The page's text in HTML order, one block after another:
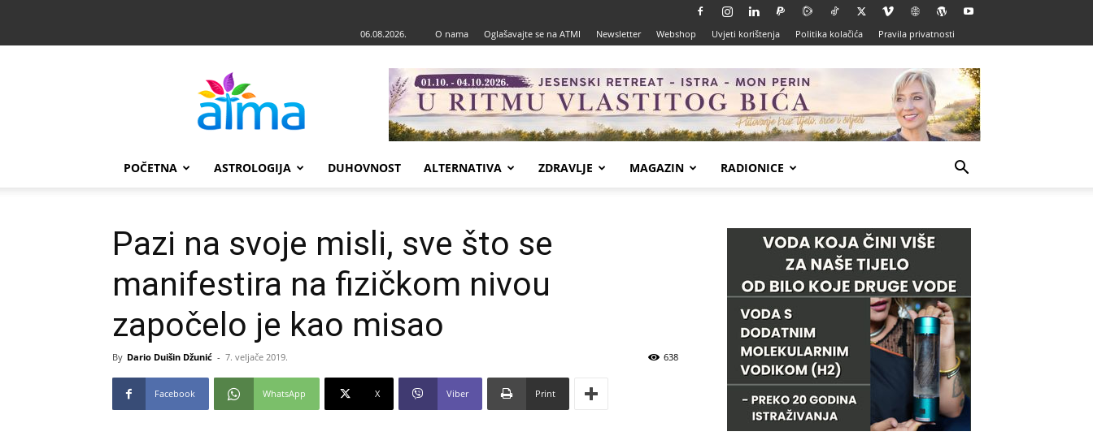
06.08.2026. O nama Oglašavajte se na ATMI Newsletter Webshop Uvjeti korištenja Politika kolačića Pravila privatnosti
POČETNA ASTROLOGIJA DUHOVNOST ALTERNATIVA ZDRAVLJE MAGAZIN RADIONICE
Pazi na svoje misli, sve što se
manifestira na fizičkom nivou
započelo je kao misao
By Dario Duišin Džunić - 7. veljače 2019. 638
Facebook WhatsApp X Viber Print